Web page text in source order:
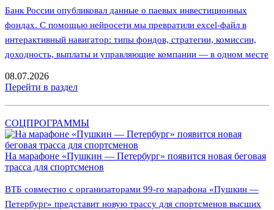
Банк России опубликовал данные о паевых инвестиционных
фондах. С помощью нейросети мы превратили excel-файл в
интерактивный навигатор: типы фондов, стратегии, комиссии,
доходность, выплаты и управляющие компании — в одном месте
08.07.2026
Перейти в раздел
СОЦПРОГРАММЫ
На марафоне «Пушкин — Петербург» появится новая беговая
трасса для спортсменов
ВТБ совместно с организаторами 99-го марафона «Пушкин —
Петербург» представит новую трассу для спортсменов высших